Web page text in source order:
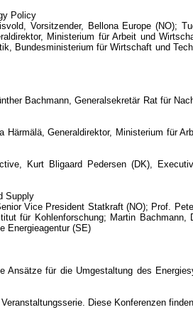
Policy
Vorsitzender, Bellona Europe (NO);
Ministerium für Arbeit und
Bundesministerium für Wirtschaft und
Bachmann, Generalsekretär Rat für
Generaldirektor, Ministerium für
Kurt Bligaard Pedersen (DK),
Supply
Vice President Statkraft (NO); Prof.
für Kohlenforschung; Martin Bachmann,
Energieagentur (SE)
Ansätze für die Umgestaltung des
Diese Konferenzen